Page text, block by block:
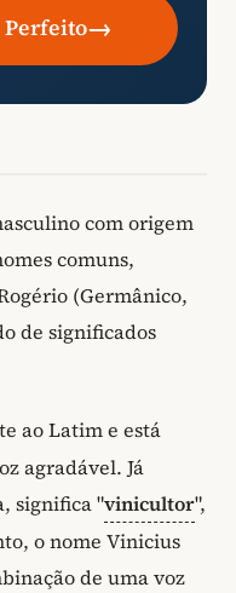
Perfeito→
com origem
comuns,
(Germânico,
de significados
ao Latim e está
agradável. Já
significa "vinicultor",
o nome Vinicius
de uma voz